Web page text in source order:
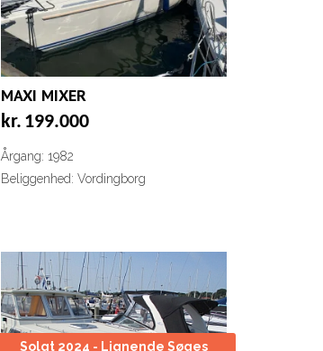
MAXI MIXER
kr. 199.000
Årgang: 1982
Beliggenhed: Vordingborg
Solgt 2024 - Lignende Søges